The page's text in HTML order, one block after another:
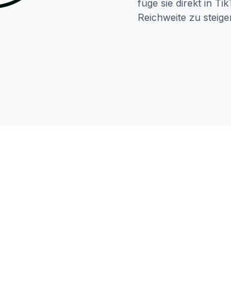
füge sie direkt in
Reichweite zu